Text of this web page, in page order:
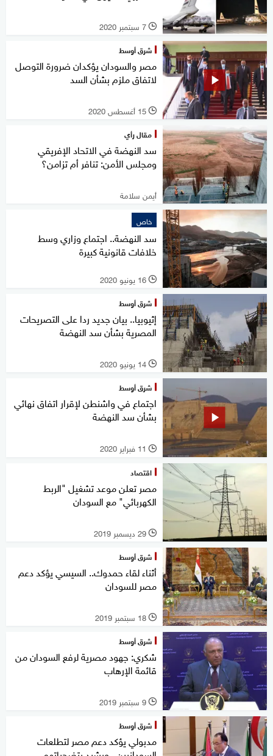
l 7 سبتمبر 2020
شرق أوسط
مصر والسودان يؤكدان ضرورة التوصل
لاتفاق ملزم بشأن السد
l 15 أغسطس 2020
مقال رأي
سد النهضة في الاتحاد الإفريقي
ومجلس الأمن: تنافر أم تزامن؟
أيمن سلامة
خاص
سد النهضة.. اجتماع وزاري وسط
خلافات قانونية كبيرة
l 16 يونيو 2020
شرق أوسط
إثيوبيا.. بيان جديد ردا على التصريحات
المصرية بشأن سد النهضة
l 14 يونيو 2020
شرق أوسط
اجتماع في واشنطن لإقرار اتفاق نهائي
بشأن سد النهضة
l 11 فبراير 2020
اقتصاد
مصر تعلن موعد تشغيل "الربط
الكهربائي" مع السودان
l 29 ديسمبر 2019
شرق أوسط
أثناء لقاء حمدوك.. السيسي يؤكد دعم
مصر للسودان
l 18 سبتمبر 2019
شرق أوسط
شكري: جهود مصرية لرفع السودان من
قائمة الإرهاب
l 9 سبتمبر 2019
شرق أوسط
مدبولي يؤكد دعم مصر لتطلعات